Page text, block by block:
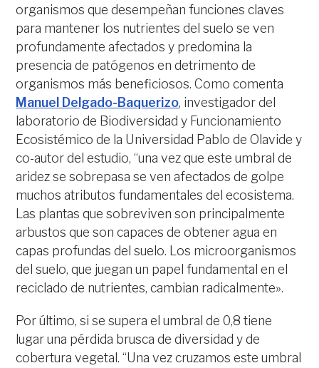
organismos que desempeñan funciones claves
para mantener los nutrientes del suelo se ven
profundamente afectados y predomina la
presencia de patógenos en detrimento de
organismos más beneficiosos. Como comenta
Manuel Delgado-Baquerizo, investigador del
laboratorio de Biodiversidad y Funcionamiento
Ecosistémico de la Universidad Pablo de Olavide y
co-autor del estudio, “una vez que este umbral de
aridez se sobrepasa se ven afectados de golpe
muchos atributos fundamentales del ecosistema.
Las plantas que sobreviven son principalmente
arbustos que son capaces de obtener agua en
capas profundas del suelo. Los microorganismos
del suelo, que juegan un papel fundamental en el
reciclado de nutrientes, cambian radicalmente».
Por último, si se supera el umbral de 0,8 tiene
lugar una pérdida brusca de diversidad y de
cobertura vegetal. “Una vez cruzamos este umbral